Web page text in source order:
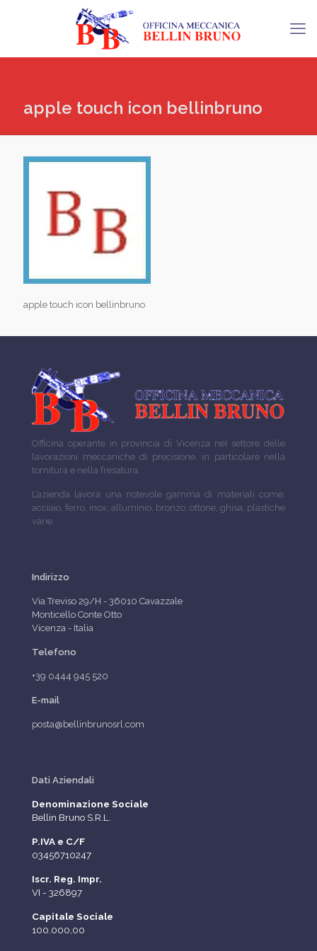
apple touch icon bellinbruno
apple touch icon bellinbruno
Officina operante in provincia di Vicenza nel settore delle
lavorazioni meccaniche di precisione, in particolare nella
tornitura e nella fresatura.
L’azienda lavora una notevole gamma di materiali come:
acciaio, ferro, inox, alluminio, bronzo, ottone, ghisa, plastiche
varie.
Indirizzo
Via Treviso 29/H - 36010 Cavazzale
Monticello Conte Otto
Vicenza - Italia
Telefono
+39 0444 945 520
E-mail
posta@bellinbrunosrl.com
Dati Aziendali
Denominazione Sociale
Bellin Bruno S.R.L.
P.IVA e C/F
03456710247
Iscr. Reg. Impr.
VI - 326897
Capitale Sociale
100.000,00